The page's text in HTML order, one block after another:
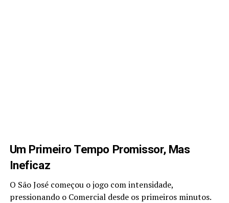
Um Primeiro Tempo Promissor, Mas
Ineficaz
O São José começou o jogo com intensidade,
pressionando o Comercial desde os primeiros minutos.